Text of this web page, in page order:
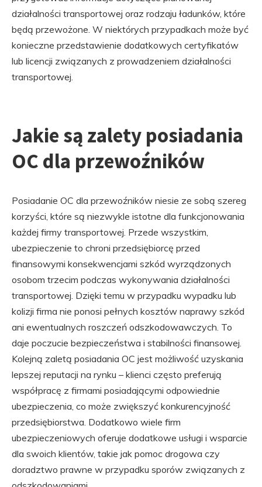
działalności transportowej oraz rodzaju ładunków, które
będą przewożone. W niektórych przypadkach może być
konieczne przedstawienie dodatkowych certyfikatów
lub licencji związanych z prowadzeniem działalności
transportowej.
Jakie są zalety posiadania
OC dla przewoźników
Posiadanie OC dla przewoźników niesie ze sobą szereg
korzyści, które są niezwykle istotne dla funkcjonowania
każdej firmy transportowej. Przede wszystkim,
ubezpieczenie to chroni przedsiębiorcę przed
finansowymi konsekwencjami szkód wyrządzonych
osobom trzecim podczas wykonywania działalności
transportowej. Dzięki temu w przypadku wypadku lub
kolizji firma nie ponosi pełnych kosztów naprawy szkód
ani ewentualnych roszczeń odszkodowawczych. To
daje poczucie bezpieczeństwa i stabilności finansowej.
Kolejną zaletą posiadania OC jest możliwość uzyskania
lepszej reputacji na rynku – klienci często preferują
współpracę z firmami posiadającymi odpowiednie
ubezpieczenia, co może zwiększyć konkurencyjność
przedsiębiorstwa. Dodatkowo wiele firm
ubezpieczeniowych oferuje dodatkowe usługi i wsparcie
dla swoich klientów, takie jak pomoc drogowa czy
doradztwo prawne w przypadku sporów związanych z